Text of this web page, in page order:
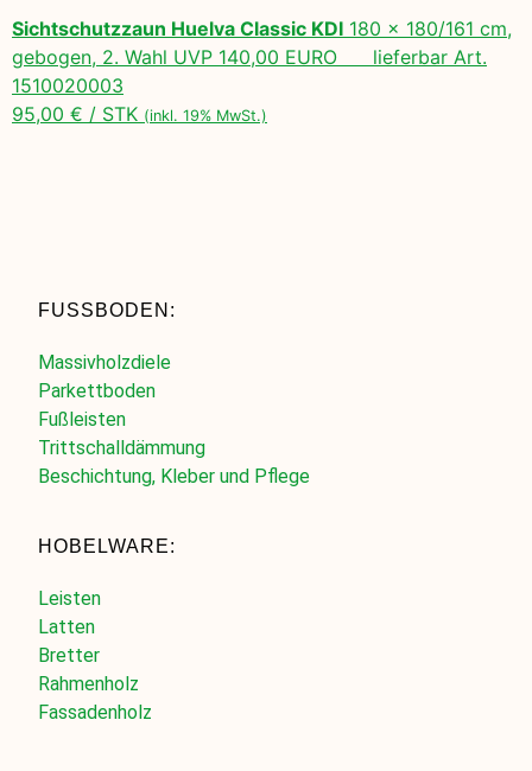
Sichtschutzzaun Huelva Classic KDI 180 x 180/161 cm,
gebogen, 2. Wahl UVP 140,00 EURO lieferbar Art.
1510020003
95,00 € / STK (inkl. 19% MwSt.)
FUSSBODEN:
Massivholzdiele
Parkettboden
Fußleisten
Trittschalldämmung
Beschichtung, Kleber und Pflege
HOBELWARE:
Leisten
Latten
Bretter
Rahmenholz
Fassadenholz